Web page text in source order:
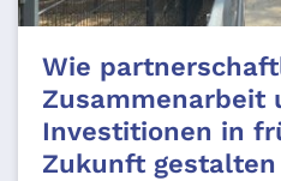
Wie
Zusammenarbeit
Investitionen in
Zukunft gestalten